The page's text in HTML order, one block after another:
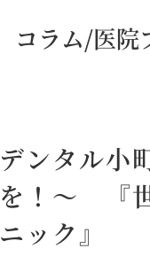
コラム/医院
デンタル
を！～ 『
ニック』